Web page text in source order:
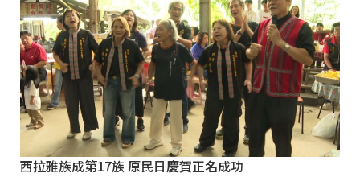
西拉雅族成第17族 原民日慶賀正名成功